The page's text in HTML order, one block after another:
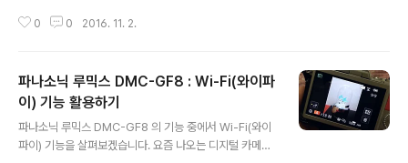
상을 보기 위해서는 고화질의 AVCHD로 촬영하는 것이 좋
-Fi 기능을 많이 쓰시는 분이라면 아시겠지만, AVCHD 형
식으로 촬영한 영상은 Wi-Fi로 스마트폰에 전송할 수 없으
니 참고하시기 바랍니다. 1. 사진과 동일한 방법으로 동영
상을 스마트폰으로 전송합니다. (링크) 2. 카메라 롤(사진
첩)에 영상이 잘 전송되었는지 확인합니다. 3. 스마트폰으
0 0 2016. 11. 2.
파나소닉 루믹스 DMC-GF8 : Wi-Fi(와이파
이) 기능 활용하기
파나소닉 루믹스 DMC-GF8 의 기능 중에서 Wi-Fi(와이
파이) 기능을 살펴보겠습니다. 요즘 나오는 디지털 카메라